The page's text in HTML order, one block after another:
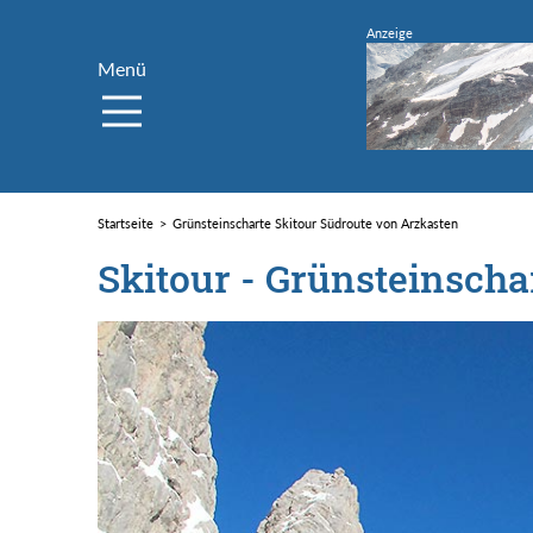
Menü
Startseite Grünsteinscharte Skitour Südroute von Arzkasten
Skitour -